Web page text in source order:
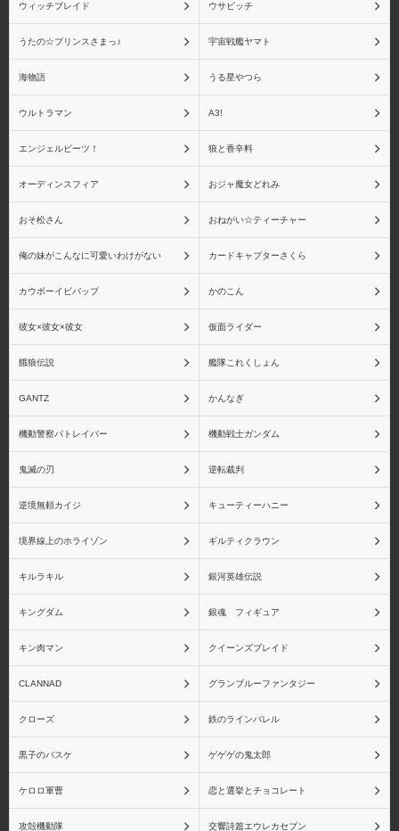
ウィッチブレイド ウサビッチ
うたの☆プリンスさまっ♪ 宇宙戦艦ヤマト
海物語 うる星やつら
ウルトラマン A3!
エンジェルビーツ！ 狼と香辛料
オーディンスフィア おジャ魔女どれみ
おそ松さん おねがい☆ティーチャー
俺の妹がこんなに可愛いわけがない カードキャプターさくら
カウボーイビバップ かのこん
彼女×彼女×彼女 仮面ライダー
餓狼伝説 艦隊これくしょん
GANTZ かんなぎ
機動警察パトレイバー 機動戦士ガンダム
鬼滅の刃 逆転裁判
逆境無頼カイジ キューティーハニー
境界線上のホライゾン ギルティクラウン
キルラキル 銀河英雄伝説
キングダム 銀魂 フィギュア
キン肉マン クイーンズブレイド
CLANNAD グランブルーファンタジー
クローズ 鉄のラインバレル
黒子のバスケ ゲゲゲの鬼太郎
ケロロ軍曹 恋と選挙とチョコレート
攻殻機動隊 交響詩篇エウレカセブン